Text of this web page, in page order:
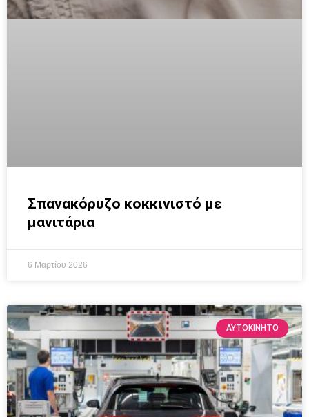
Σπανακόρυζο κοκκινιστό με
μανιτάρια
6 Μαρτίου 2026
ΑΥΤΟΚΙΝΗΤΟ